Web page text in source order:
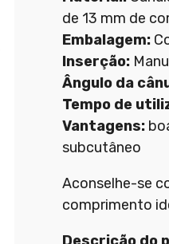
de 13 mm de
Embalagem:
Inserção:
Ângulo da
Tempo de
Vantagens:
subcutâneo
Aconselhe-se
comprimento